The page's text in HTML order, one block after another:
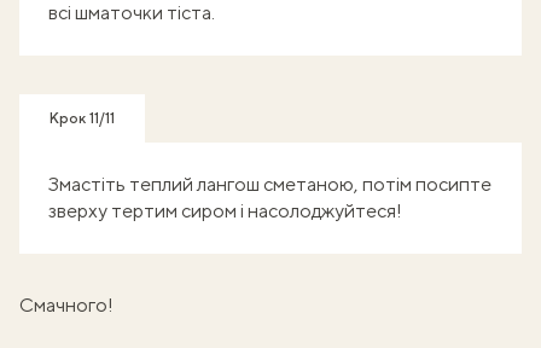
всі шматочки тіста.
Крок 11/11
Змастіть теплий лангош сметаною, потім посипте
зверху тертим сиром і насолоджуйтеся!
Cмачного!